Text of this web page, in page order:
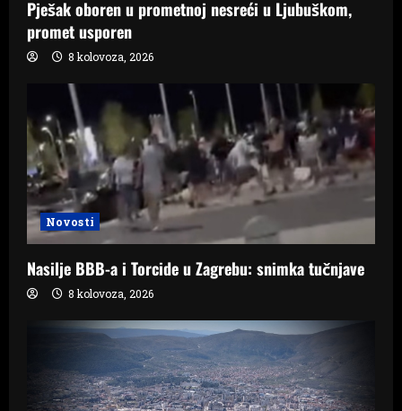
Pješak oboren u prometnoj nesreći u Ljubuškom,
promet usporen
8 kolovoza, 2026
Novosti
Nasilje BBB-a i Torcide u Zagrebu: snimka tučnjave
8 kolovoza, 2026